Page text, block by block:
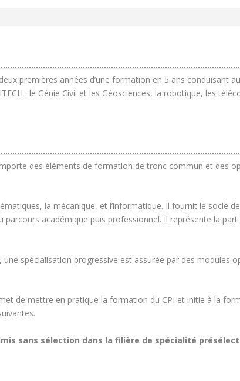
premières années d’une formation en 5 ans conduisant
: le Génie Civil et les Géosciences, la robotique, les
des éléments de formation de tronc commun et des
la mécanique, et l’informatique. Il fournit le socle
académique puis professionnel. Il représente la part
une spécialisation progressive est assurée par des modules
de mettre en pratique la formation du CPI et initie à la
sans sélection dans la filière de spécialité